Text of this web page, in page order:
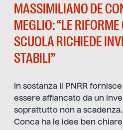
MASSIMILIANO DE
MEGLIO: “LE
SCUOLA RICHIEDE
STABILI”
In sostanza Il PNRR
essere affiancato da un
soprattutto non a
Conca ha le idee ben